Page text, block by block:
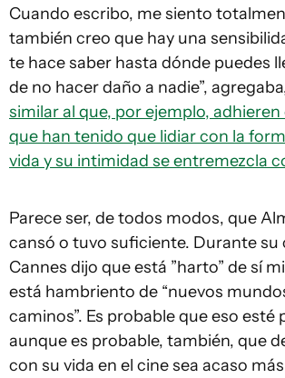
Cuando escribo, me siento
también creo que hay una
te hace saber hasta dónde puedes
de no hacer daño a nadie”,
similar al que, por ejemplo,
que han tenido que lidiar con la
vida y su intimidad se entremezcla
Parece ser, de todos modos, que
cansó o tuvo suficiente. Durante su
Cannes dijo que está ”harto” de sí
está hambriento de “nuevos
caminos”. Es probable que eso esté
aunque es probable, también, que
con su vida en el cine sea acaso